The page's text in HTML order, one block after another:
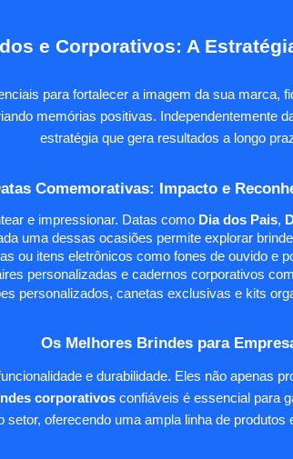
e Corporativos: A
para fortalecer a imagem da sua marca,
memórias positivas. Independentemente
estratégia que gera resultados a longo
Comemorativas: Impacto e
e impressionar. Datas como Dia dos Pais,
uma dessas ocasiões permite explorar
ou itens eletrônicos como fones de ouvido e
personalizadas e cadernos corporativos
personalizados, canetas exclusivas e kits
Os Melhores Brindes para
e durabilidade. Eles não apenas
corporativos confiáveis é essencial para
oferecendo uma ampla linha de